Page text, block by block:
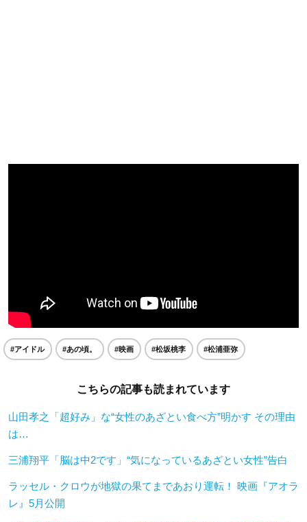
#アイドル #あの頃。 #映画 #松坂桃李 #松浦亜弥
こちらの記事も読まれています
山田孝之「超好み」な“女性のあざとい食べ方”明かす その理由
は…
三浦翔平「脳は中2です」“気になっているあざとい女性”告白
ラッセル・クロウが地獄の果てまであおり運転！ 映画『アオラ
レ』5月公開